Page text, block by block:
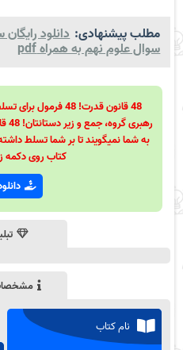
مطلب پیشنهادی: دانلود
سوال علوم نهم به همراه pdf
به شما نمیگویند تا بر شما تسلط
کتاب روی دکمه
نام کتاب